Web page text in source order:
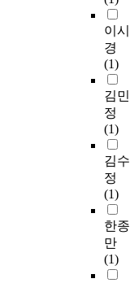
이시
경
(1)
김민
정
(1)
김수
정
(1)
한종
만
(1)